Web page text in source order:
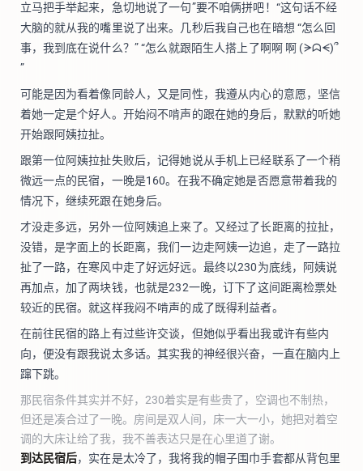
立马把手举起来，急切地说了一句”要不咱俩拼吧！“这句话不经
大脑的就从我的嘴里说了出来。几秒后我自己也在暗想 “怎么回
事，我到底在说什么？” “怎么就跟陌生人搭上了啊啊 啊 (ᗒᗣᗕ)՞
”
可能是因为看着像同龄人，又是同性，我遵从内心的意愿，坚信
着她一定是个好人。开始闷不啃声的跟在她的身后，默默的听她
开始跟阿姨拉扯。
跟第一位阿姨拉扯失败后，记得她说从手机上已经联系了一个稍
微远一点的民宿，一晚是160。在我不确定她是否愿意带着我的
情况下，继续死跟在她身后。
才没走多远，另外一位阿姨追上来了。又经过了长距离的拉扯，
没错，是字面上的长距离，我们一边走阿姨一边追，走了一路拉
扯了一路，在寒风中走了好远好远。最终以230为底线，阿姨说
再加点，加了两块钱，也就是232一晚，订下了这间距离检票处
较近的民宿。就这样我闷不啃声的成了既得利益者。
在前往民宿的路上有过些许交谈，但她似乎看出我或许有些内
向，便没有跟我说太多话。其实我的神经很兴奋，一直在脑内上
蹿下跳。
那民宿条件其实并不好，230着实是有些贵了，空调也不制热，
但还是凑合过了一晚。房间是双人间，床一大一小，她把对着空
调的大床让给了我，我不善表达只是在心里道了谢。
到达民宿后，实在是太冷了，我将我的帽子围巾手套都从背包里